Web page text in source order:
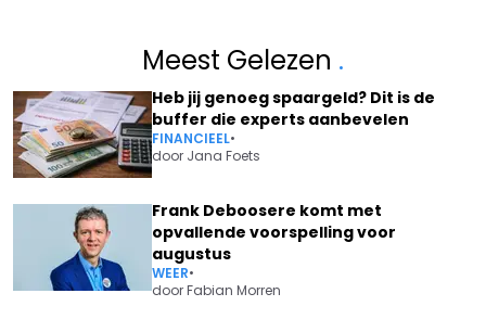
Meest Gelezen .
Heb jij genoeg spaargeld? Dit is de
buffer die experts aanbevelen
FINANCIEEL•
door Jana Foets
Frank Deboosere komt met
opvallende voorspelling voor
augustus
WEER•
doorFabian Morren